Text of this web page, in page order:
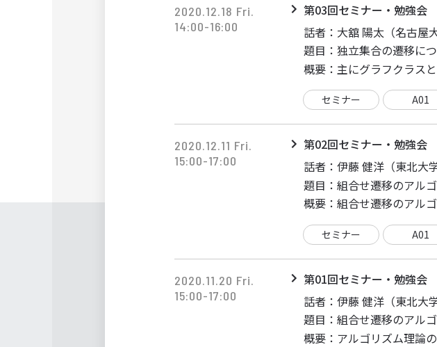
2020.12.18 Fri.
14:00-16:00
第03回セミナー・勉強会
話者： 大舘 陽太（名古屋
題目： 独立集合の遷移に
概要：
セミナー A01
2020.12.11 Fri.
15:00-17:00
第02回セミナー・勉強会
話者： 伊藤 健洋（東北大
題目： 組合せ遷移のアル
概要：
セミナー A01
2020.11.20 Fri.
15:00-17:00
第01回セミナー・勉強会
話者： 伊藤 健洋（東北大
題目： 組合せ遷移のアル
概要：